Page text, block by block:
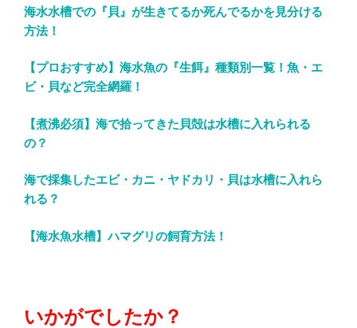
海水水槽での『貝』が生きてるか死んでるかを見分ける
方法！
【プロおすすめ】海水魚の『生餌』種類別一覧！魚・エ
ビ・貝など完全網羅！
【煮沸必須】海で拾ってきた貝殻は水槽に入れられる
の？
海で採集したエビ・カニ・ヤドカリ・貝は水槽に入れら
れる？
【海水魚水槽】ハマグリの飼育方法！
いかがでしたか？